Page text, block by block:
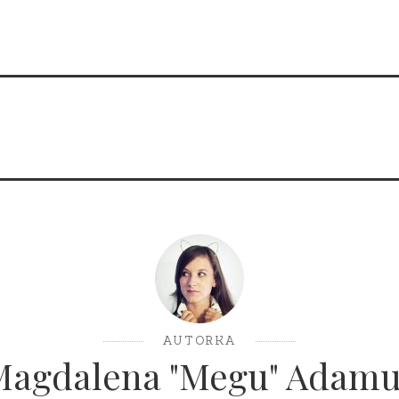
AUTORKA
"Megu"